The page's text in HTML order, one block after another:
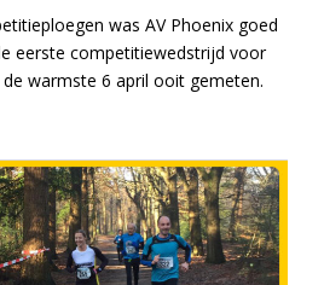
was AV Phoenix goed
eerste competitiewedstrijd voor
warmste 6 april ooit gemeten.